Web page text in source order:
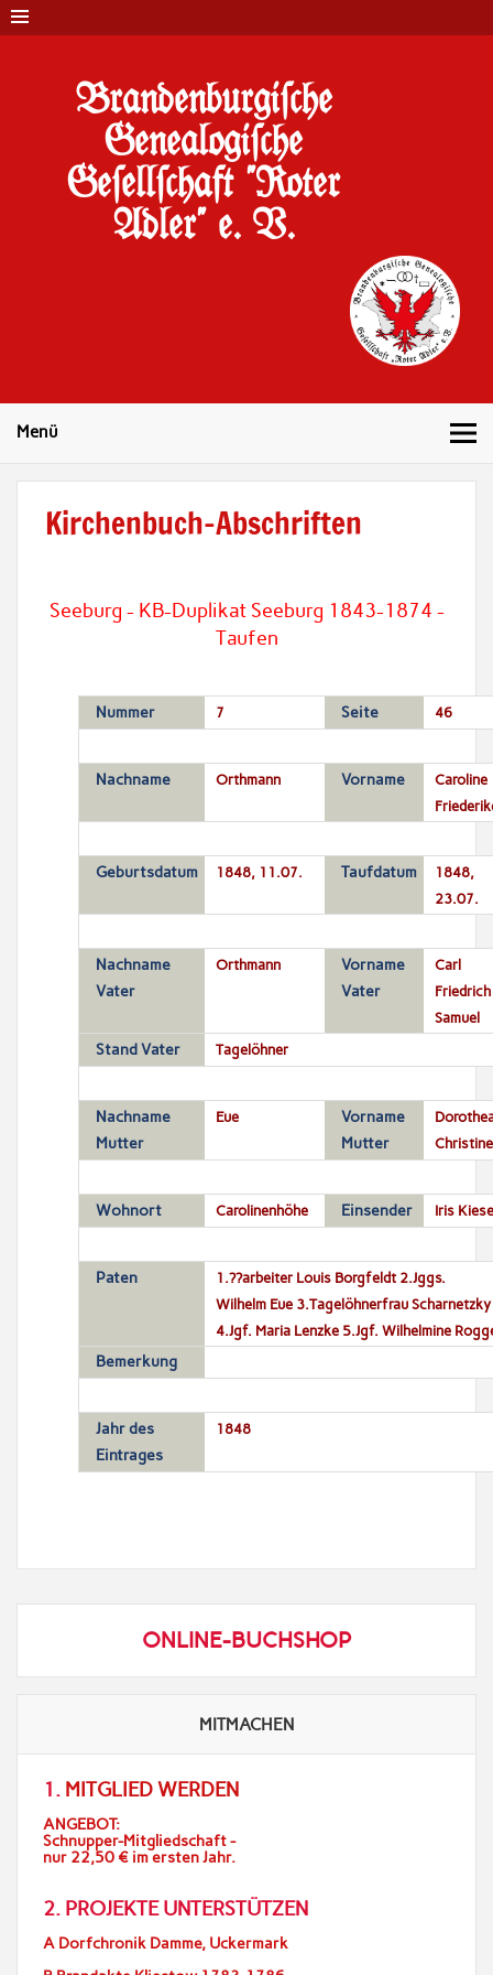
Brandenburgi#che
Genealogi#che
Ge#ell#chaft "Roter
Adler" e. V.
Menü
Kirchenbuch-Abschriften
Seeburg - KB-Duplikat Seeburg 1843-1874 -
Taufen
Nummer 7 Seite 46
Nachname Orthmann Vorname
Caroline
Geburtsdatum 1848, 11.07. Taufdatum
1848,
23.07.
Nachname
Vater
Orthmann
Vorname
Vater
Carl
Friedrich
Samuel
Stand Vater Tagelöhner
Nachname
Mutter
Eue
Vorname
Mutter
Christine
Wohnort Carolinenhöhe Einsender Iris
Paten
1.??arbeiter Louis Borgfeldt 2.Jggs.
Wilhelm Eue 3.Tagelöhnerfrau Scharnetzky
4.Jgf. Maria Lenzke 5.Jgf. Wilhelmine
Bemerkung
Jahr des
Eintrages
1848
ONLINE-BUCHSHOP
MITMACHEN
1. MITGLIED WERDEN
ANGEBOT:
Schnupper-Mitgliedschaft -
nur 22,50 € im ersten Jahr.
2. PROJEKTE UNTERSTÜTZEN
A Dorfchronik Damme, Uckermark